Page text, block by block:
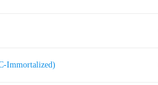
Immortalized)